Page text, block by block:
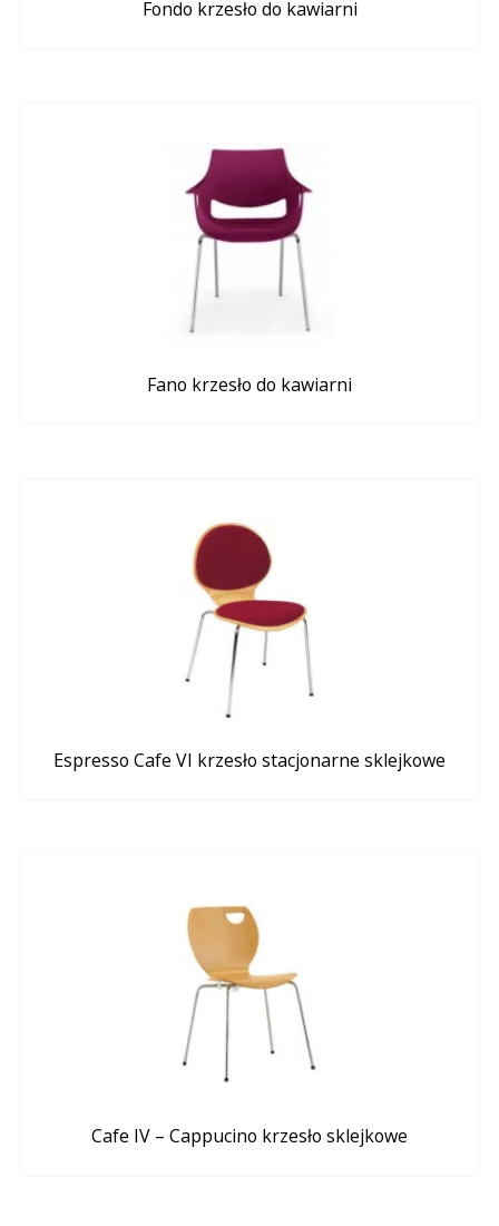
Fondo krzesło do kawiarni
Fano krzesło do kawiarni
Espresso Cafe VI krzesło stacjonarne sklejkowe
Cafe IV – Cappucino krzesło sklejkowe